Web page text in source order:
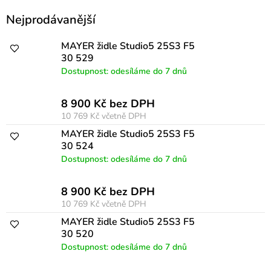
Nejprodávanější
MAYER židle Studio5 25S3 F5
30 529
Dostupnost: odesíláme do 7 dnů
10 769 Kč včetně DPH
8 900 Kč bez DPH
MAYER židle Studio5 25S3 F5
30 524
Dostupnost: odesíláme do 7 dnů
10 769 Kč včetně DPH
8 900 Kč bez DPH
MAYER židle Studio5 25S3 F5
30 520
Dostupnost: odesíláme do 7 dnů
V
ý
p
r
o
t